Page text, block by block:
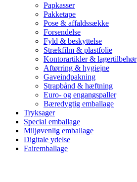
Papkasser
Pakketape
Pose & affaldssække
Forsendelse
Fyld & beskyttelse
Strækfilm & plastfolie
Kontorartikler & lagertilbehør
Aftørring & hygiejne
Gaveindpakning
Strapbånd & hæftning
Euro- og engangspaller
Bæredygtig emballage
Tryksager
Special emballage
Miljøvenlig emballage
Digitale ydelse
Fairemballage